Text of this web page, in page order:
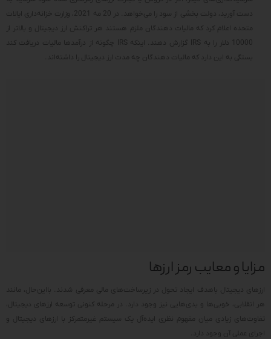
دست آورید، دولت بخشی از سود را می‌خواهد. در 20 مه 2021، وزارت خزانه‌داری ایالات
متحده اعلام کرد که مالیات دهندگان ملزم هستند هر تراکنش ارز دیجیتال و بالاتر از
10000 دلار را به IRS گزارش دهند. اینکه IRS چگونه از درآمدها مالیات دریافت کند
بستگی به این دارد که مالیات دهندگان چه مدت ارز دیجیتال را داشته‌اند.
مزایا و معایب رمز ارزها
ارزهای دیجیتال باهدف ایجاد تحول در زیرساخت‌های مالی معرفی شدند. بااین‌حال، مانند
هر انقلابی، خوبی‌ها و بدی‌هایی نیز وجود دارد. در مرحله کنونی توسعه ارزهای دیجیتال،
تفاوت‌های زیادی میان مفهوم نظری ایده‌آل یک سیستم غیرمتمرکز با ارزهای دیجیتال و
اجرای عملی آن وجود دارد.